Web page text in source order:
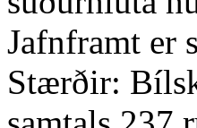
Jafnframt er
Stærðir: